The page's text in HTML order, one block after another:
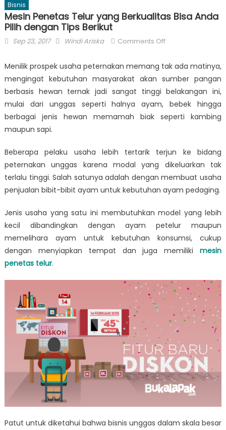
Bisnis
Mesin Penetas Telur yang Berkualitas Bisa Anda
Pilih dengan Tips Berikut
Posted
Sep 23, 2017 Author
Windi Ariska Comments Offon
Penetas
Telur
yang
Berkualitas
Anda
Tips
Berikut
Menilik prospek usaha peternakan memang tak ada matinya,
mengingat kebutuhan masyarakat akan sumber pangan
berbasis hewan ternak jadi sangat tinggi belakangan ini,
mulai dari unggas seperti halnya ayam, bebek hingga
berbagai jenis hewan memamah biak seperti kambing
maupun sapi.
Beberapa pelaku usaha lebih tertarik terjun ke bidang
peternakan unggas karena modal yang dikeluarkan tak
terlalu tinggi. Salah satunya adalah dengan membuat usaha
penjualan bibit-bibit ayam untuk kebutuhan ayam pedaging.
Jenis usaha yang satu ini membutuhkan model yang lebih
kecil dibandingkan dengan ayam petelur maupun
memelihara ayam untuk kebutuhan konsumsi, cukup
dengan menyiapkan tempat dan juga memilikimesin
penetas telur.
Patut untuk diketahui bahwa bisnis unggas dalam skala besar